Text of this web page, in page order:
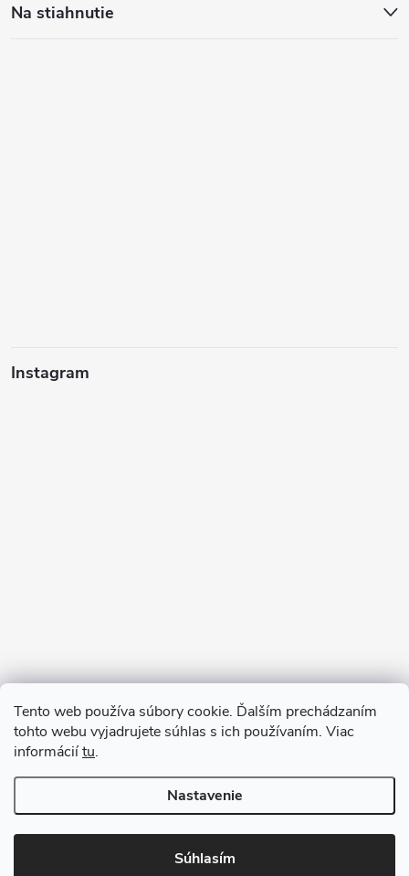
Tento web používa súbory cookie. Ďalším prechádzaním
tohto webu vyjadrujete súhlas s ich používaním. Viac
informáciítu.
Nastavenie
Súhlasím
Na stiahnutie
Instagram
Copyright 2026remab.sk. Všetky práva vyhradené.